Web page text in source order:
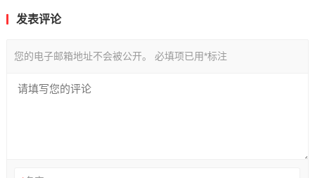
发表评论
您的电子邮箱地址不会被公开。 必填项已用*标注